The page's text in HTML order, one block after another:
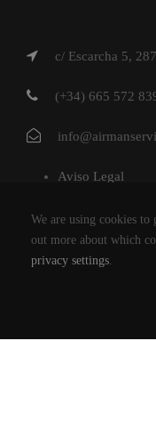
c/ Escarcha 5,
(+34) 665 572
Aviso Legal
Política de
AIRMAN
TODOS
We are using cookies to
out more about which
privacy settings.